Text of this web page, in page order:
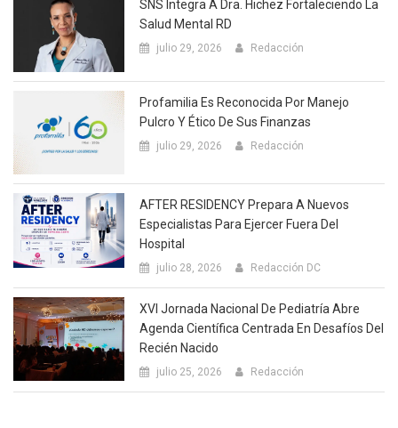
SNS Integra A Dra. Hichez Fortaleciendo La
Salud Mental RD
julio 29, 2026 Redacción
Profamilia Es Reconocida Por Manejo
Pulcro Y Ético De Sus Finanzas
julio 29, 2026 Redacción
AFTER RESIDENCY Prepara A Nuevos
Especialistas Para Ejercer Fuera Del
Hospital
julio 28, 2026 Redacción DC
XVI Jornada Nacional De Pediatría Abre
Agenda Científica Centrada En Desafíos Del
Recién Nacido
julio 25, 2026 Redacción